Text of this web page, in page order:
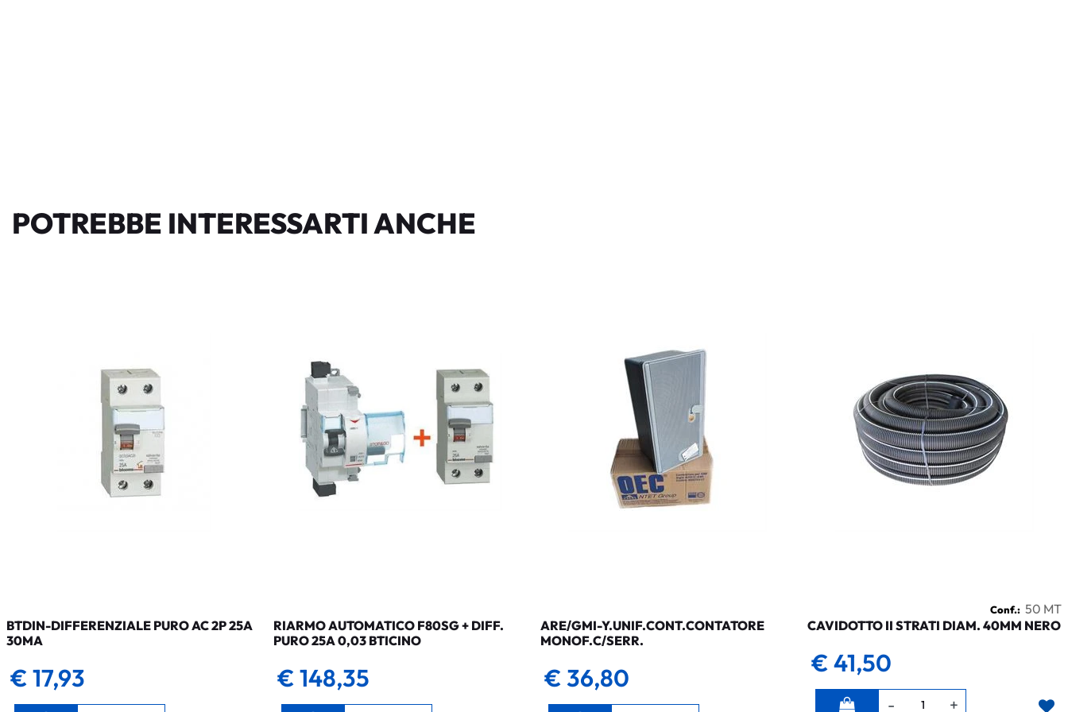
POTREBBE INTERESSARTI ANCHE
BTDIN-DIFFERENZIALE PURO AC 2P 25A
30MA
€ 17,93
RIARMO AUTOMATICO F80SG + DIFF.
PURO 25A 0,03 BTICINO
€ 148,35
ARE/GMI-Y.UNIF.CONT.CONTATORE
MONOF.C/SERR.
€ 36,80
Conf.: 50 MT
CAVIDOTTO II STRATI DIAM. 40MM NERO
€ 41,50
Quantità